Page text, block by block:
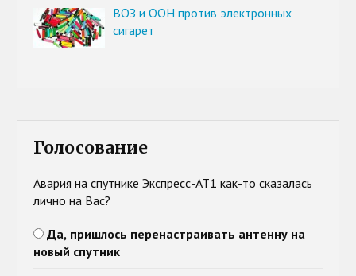
ВОЗ и ООН против электронных
сигарет
Голосование
Авария на спутнике Экспресс-АТ1 как-то сказалась
лично на Вас?
Да, пришлось перенастраивать антенну на
новый спутник